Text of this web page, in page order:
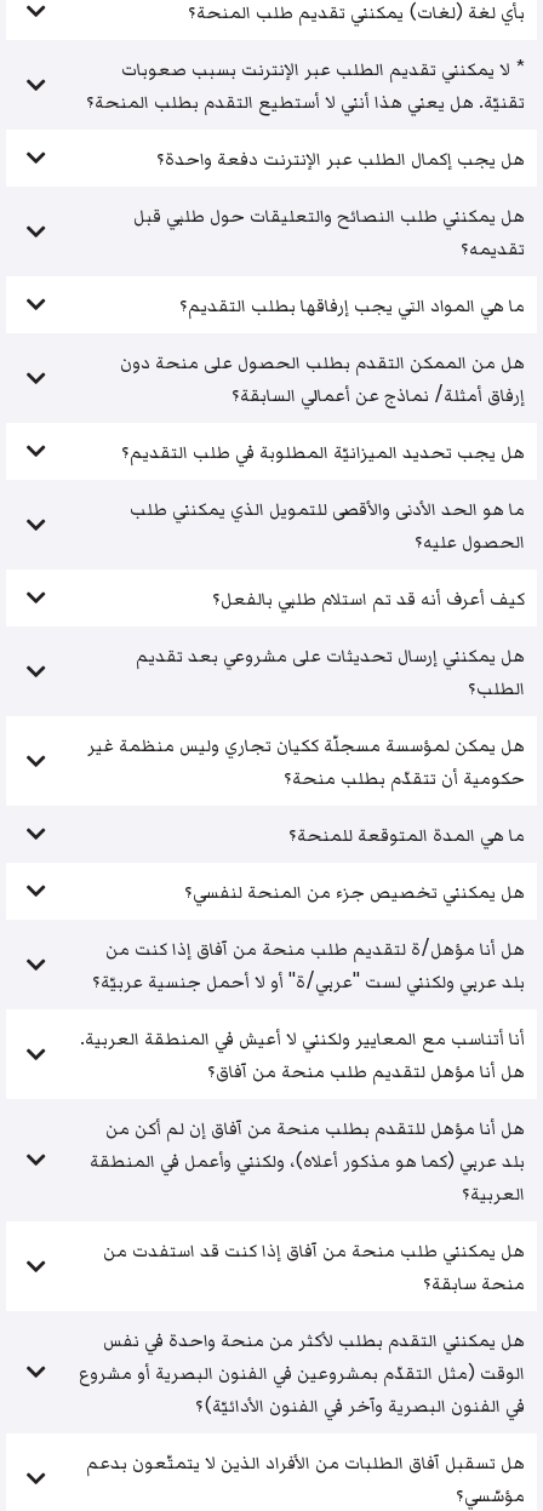
بأي لغة (لغات) يمكنني تقديم طلب المنحة؟
* لا يمكنني تقديم الطلب عبر الإنترنت بسبب صعوبات
تقنيّة. هل يعني هذا أنني لا أستطيع التقدم بطلب المنحة؟
هل يجب إكمال الطلب عبر الإنترنت دفعة واحدة؟
هل يمكنني طلب النصائح والتعليقات حول طلبي قبل
تقديمه؟
ما هي المواد التي يجب إرفاقها بطلب التقديم؟
هل من الممكن التقدم بطلب الحصول على منحة دون
إرفاق أمثلة/ نماذج عن أعمالي السابقة؟
هل يجب تحديد الميزانيّة المطلوبة في طلب التقديم؟
ما هو الحد الأدنى والأقصى للتمويل الذي يمكنني طلب
الحصول عليه؟
كيف أعرف أنه قد تم استلام طلبي بالفعل؟
هل يمكنني إرسال تحديثات على مشروعي بعد تقديم
الطلب؟
هل يمكن لمؤسسة مسجلّة ككيان تجاري وليس منظمة غير
حكومية أن تتقدّم بطلب منحة؟
ما هي المدة المتوقعة للمنحة؟
هل يمكنني تخصيص جزء من المنحة لنفسي؟
هل أنا مؤهل/ة لتقديم طلب منحة من آفاق إذا كنت من
بلد عربي ولكنني لست "عربي/ة" أو لا أحمل جنسية عربيّة؟
أنا أتناسب مع المعايير ولكنني لا أعيش في المنطقة العربية.
هل أنا مؤهل لتقديم طلب منحة من آفاق؟
هل أنا مؤهل للتقدم بطلب منحة من آفاق إن لم أكن من
بلد عربي (كما هو مذكور أعلاه)، ولكنني وأعمل في المنطقة
العربية؟
هل يمكنني طلب منحة من آفاق إذا كنت قد استفدت من
منحة سابقة؟
هل يمكنني التقدم بطلب لأكثر من منحة واحدة في نفس
الوقت (مثل التقدّم بمشروعين في الفنون البصرية أو مشروع
في الفنون البصرية وآخر في الفنون الأدائيّة)؟
هل تسقبل آفاق الطلبات من الأفراد الذين لا يتمتّعون بدعم
مؤسّسي؟